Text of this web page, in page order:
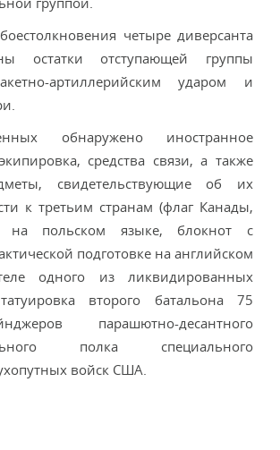
четыре диверсанта
остатки отступающей группы
артиллерийским ударом и
обнаружено иностранное
средства связи, а также
свидетельствующие об их
к третьим странам (флаг Канады,
на польском языке, блокнот с
подготовке на английском
одного из ликвидированных
второго батальона 75
парашютно-десантного
полка специального
войск США.